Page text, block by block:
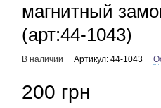
магнитный
(арт:44-1043)
В наличии Артикул: 44-1043
200 грн